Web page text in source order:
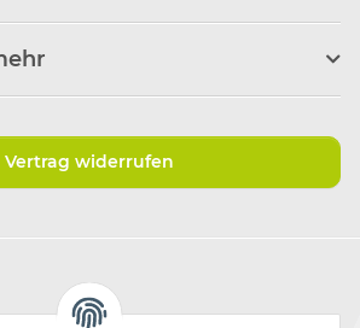
Vertrag widerrufen